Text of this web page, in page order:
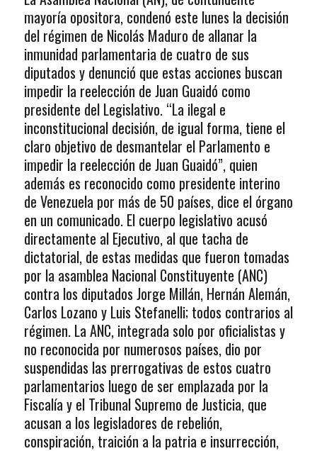
mayoría opositora, condenó este lunes la decisión
del régimen de Nicolás Maduro de allanar la
inmunidad parlamentaria de cuatro de sus
diputados y denunció que estas acciones buscan
impedir la reelección de Juan Guaidó como
presidente del Legislativo. “La ilegal e
inconstitucional decisión, de igual forma, tiene el
claro objetivo de desmantelar el Parlamento e
impedir la reelección de Juan Guaidó”, quien
además es reconocido como presidente interino
de Venezuela por más de 50 países, dice el órgano
en un comunicado. El cuerpo legislativo acusó
directamente al Ejecutivo, al que tacha de
dictatorial, de estas medidas que fueron tomadas
por la asamblea Nacional Constituyente (ANC)
contra los diputados Jorge Millán, Hernán Alemán,
Carlos Lozano y Luis Stefanelli; todos contrarios al
régimen. La ANC, integrada solo por oficialistas y
no reconocida por numerosos países, dio por
suspendidas las prerrogativas de estos cuatro
parlamentarios luego de ser emplazada por la
Fiscalía y el Tribunal Supremo de Justicia, que
acusan a los legisladores de rebelión,
conspiración, traición a la patria e insurrección,